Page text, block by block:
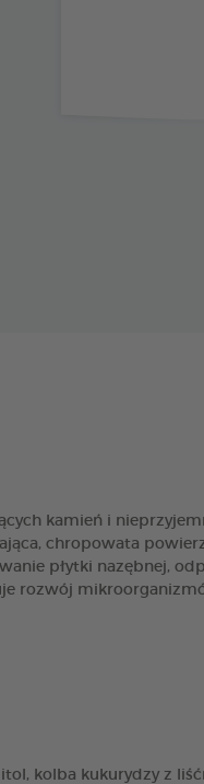
kamień i
chropowata
płytki nazębnej,
rozwój
kolba kukurydzy z